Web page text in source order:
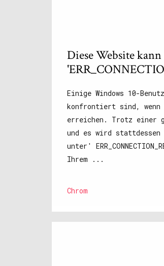
Diese Website
Einige Windows 10-
konfrontiert sind, wenn
erreichen. Trotz einer
und es wird
unter'
Ihrem ...
Chrom